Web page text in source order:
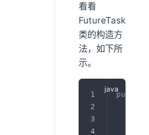
看看
FutureTask
类的构造方
法，如下所
示。
public